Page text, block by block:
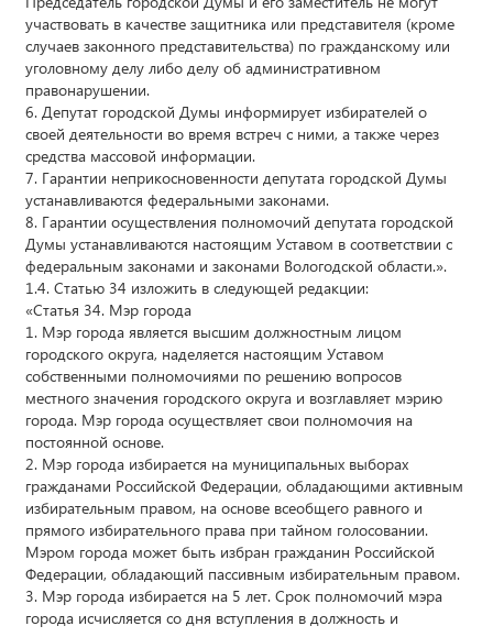
участвовать в качестве защитника или представителя (кроме
случаев законного представительства) по гражданскому или
уголовному делу либо делу об административном
правонарушении.
6. Депутат городской Думы информирует избирателей о
своей деятельности во время встреч с ними, а также через
средства массовой информации.
7. Гарантии неприкосновенности депутата городской Думы
устанавливаются федеральными законами.
8. Гарантии осуществления полномочий депутата городской
Думы устанавливаются настоящим Уставом в соответствии с
федеральным законами и законами Вологодской области.».
1.4. Статью 34 изложить в следующей редакции:
«Статья 34. Мэр города
1. Мэр города является высшим должностным лицом
городского округа, наделяется настоящим Уставом
собственными полномочиями по решению вопросов
местного значения городского округа и возглавляет мэрию
города. Мэр города осуществляет свои полномочия на
постоянной основе.
2. Мэр города избирается на муниципальных выборах
гражданами Российской Федерации, обладающими активным
избирательным правом, на основе всеобщего равного и
прямого избирательного права при тайном голосовании.
Мэром города может быть избран гражданин Российской
Федерации, обладающий пассивным избирательным правом.
3. Мэр города избирается на 5 лет. Срок полномочий мэра
города исчисляется со дня вступления в должность и